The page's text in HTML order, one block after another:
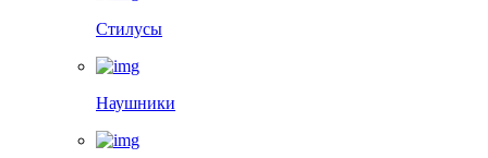
Стилусы
Наушники